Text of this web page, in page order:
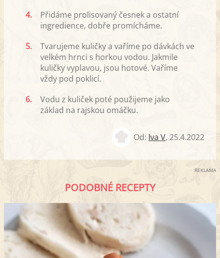
4.
Přidáme prolisovaný česnek a ostatní
ingredience, dobře promícháme.
5.
Tvarujeme kuličky a vaříme po dávkách ve
velkém hrnci s horkou vodou. Jakmile
kuličky vyplavou, jsou hotové. Vaříme
vždy pod poklicí.
6.
Vodu z kuliček poté použijeme jako
základ na rajskou omáčku.
Od: Iva V, 25.4.2022
REKLAMA
PODOBNÉ RECEPTY